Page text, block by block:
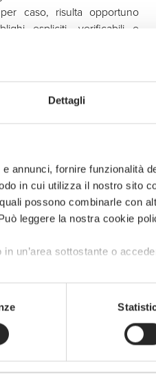
Dettagli
annunci, fornire funzionalità
in cui utilizza il nostro sito
possono combinarle con
leggere la nostra cookie
un’area sottostante o
caso, risulta opportuno
espliciti, verificabili e
riferimento europeo, da
differenti, tra i quali
LLM e acquisire maggiori
a visitare il nostro articolo
di
e